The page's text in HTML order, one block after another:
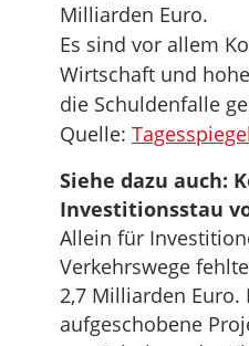
Milliarden Euro.
Es sind vor allem
Wirtschaft und
die Schuldenfalle
Quelle: Tagesspiegel
Siehe dazu auch:
Investitionsstau
Allein für
Verkehrswege
2,7 Milliarden Euro.
aufgeschobene